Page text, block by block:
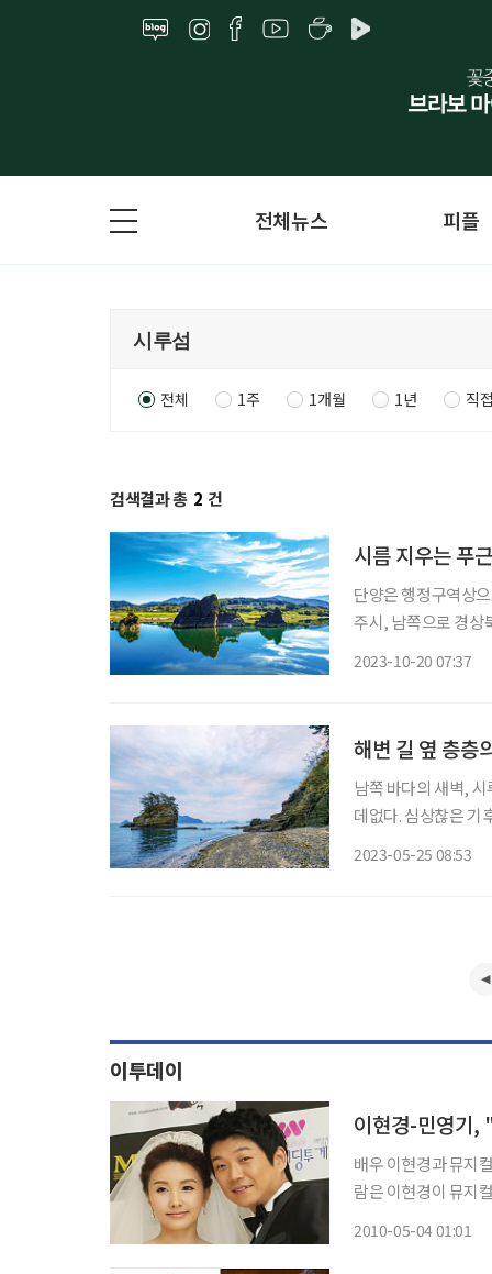
전체뉴스 피플
전체 1주 1개월 1년 직
검색결과 총 2 건
시름 지우는 푸
단양은 행정구역상
주시, 남쪽으로 경상
2023-10-20 07:37
해변 길 옆 층층
남쪽 바다의 새벽,
데없다. 심상찮은 기
2023-05-25 08:53
이투데이
이현경-민영기,
배우 이현경과 뮤지
람은 이현경이 뮤지
2010-05-04 01:01